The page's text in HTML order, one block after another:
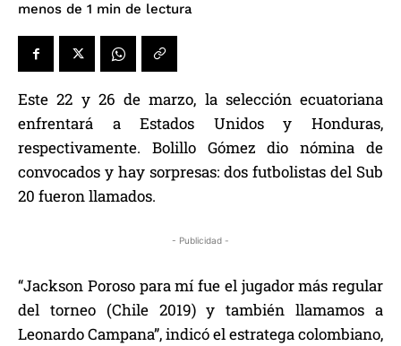
menos de 1 min de lectura
Este 22 y 26 de marzo, la selección ecuatoriana
enfrentará a Estados Unidos y Honduras,
respectivamente. Bolillo Gómez dio nómina de
convocados y hay sorpresas: dos futbolistas del Sub
20 fueron llamados.
- Publicidad -
“Jackson Poroso para mí fue el jugador más regular
del torneo (Chile 2019) y también llamamos a
Leonardo Campana”, indicó el estratega colombiano,